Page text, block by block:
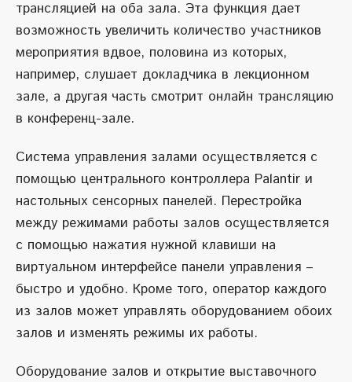
трансляцией на оба зала. Эта функция дает
возможность увеличить количество участников
мероприятия вдвое, половина из которых,
например, слушает докладчика в лекционном
зале, а другая часть смотрит онлайн трансляцию
в конференц-зале.
Система управления залами осуществляется с
помощью центрального контроллера Palantir и
настольных сенсорных панелей. Перестройка
между режимами работы залов осуществляется
с помощью нажатия нужной клавиши на
виртуальном интерфейсе панели управления –
быстро и удобно. Кроме того, оператор каждого
из залов может управлять оборудованием обоих
залов и изменять режимы их работы.
Оборудование залов и открытие выставочного